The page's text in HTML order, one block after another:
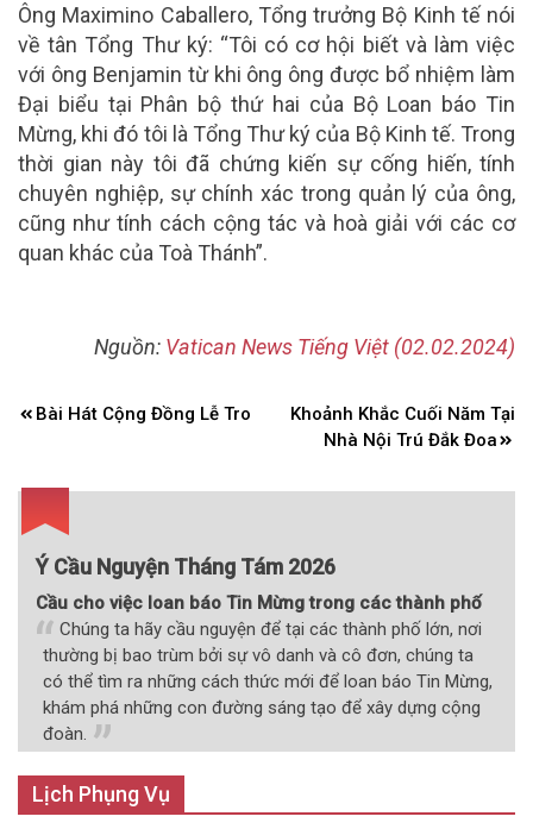
Ông Maximino Caballero, Tổng trưởng Bộ Kinh tế nói
về tân Tổng Thư ký: “Tôi có cơ hội biết và làm việc
với ông Benjamin từ khi ông ông được bổ nhiệm làm
Đại biểu tại Phân bộ thứ hai của Bộ Loan báo Tin
Mừng, khi đó tôi là Tổng Thư ký của Bộ Kinh tế. Trong
thời gian này tôi đã chứng kiến sự cống hiến, tính
chuyên nghiệp, sự chính xác trong quản lý của ông,
cũng như tính cách cộng tác và hoà giải với các cơ
quan khác của Toà Thánh”.
Nguồn: Vatican News Tiếng Việt (02.02.2024)
Điều
viết
Bài Hát Cộng Đồng Lễ Tro
Khoảnh Khắc Cuối Năm Tại
Nhà Nội Trú Đắk Đoa
Ý Cầu Nguyện Tháng Tám 2026
Cầu cho việc loan báo Tin Mừng trong các thành phố
Chúng ta hãy cầu nguyện để tại các thành phố lớn, nơi
thường bị bao trùm bởi sự vô danh và cô đơn, chúng ta
có thể tìm ra những cách thức mới để loan báo Tin Mừng,
khám phá những con đường sáng tạo để xây dựng cộng
đoàn.
Lịch Phụng Vụ